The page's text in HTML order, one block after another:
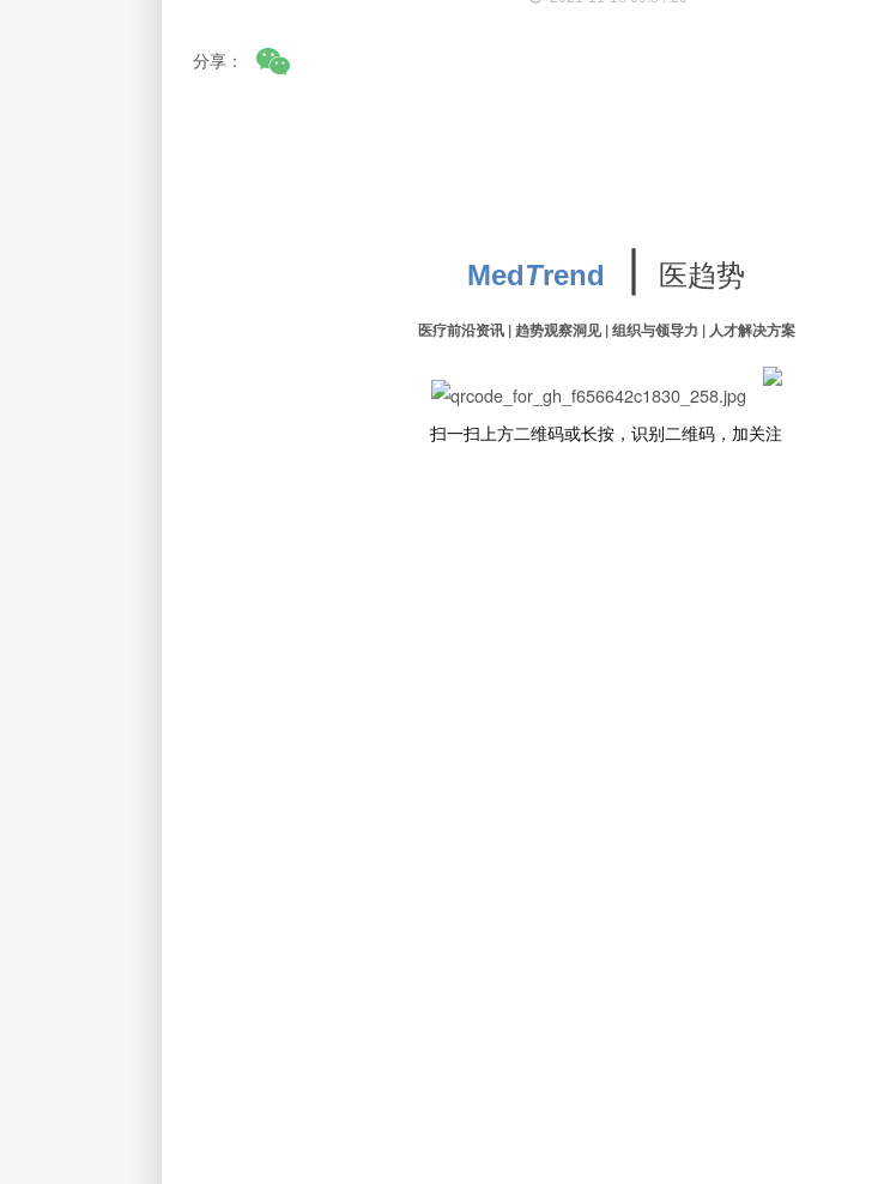
分享：
MedTrend ∣ 医趋势
医疗前沿资讯 | 趋势观察洞见 | 组织与领导力 | 人才解决方案
扫一扫上方二维码或长按，识别二维码，加关注